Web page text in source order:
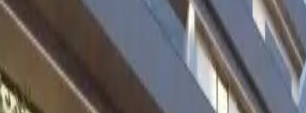
+48 513 600 150
Strona główna